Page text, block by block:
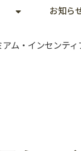
お知ら
ム・インセンティ